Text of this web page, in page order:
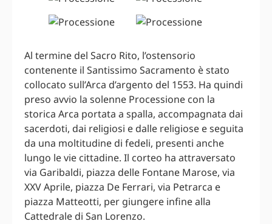
Al termine del Sacro Rito, l’ostensorio
contenente il Santissimo Sacramento è stato
collocato sull’Arca d’argento del 1553. Ha quindi
preso avvio la solenne Processione con la
storica Arca portata a spalla, accompagnata dai
sacerdoti, dai religiosi e dalle religiose e seguita
da una moltitudine di fedeli, presenti anche
lungo le vie cittadine. Il corteo ha attraversato
via Garibaldi, piazza delle Fontane Marose, via
XXV Aprile, piazza De Ferrari, via Petrarca e
piazza Matteotti, per giungere infine alla
Cattedrale di San Lorenzo.